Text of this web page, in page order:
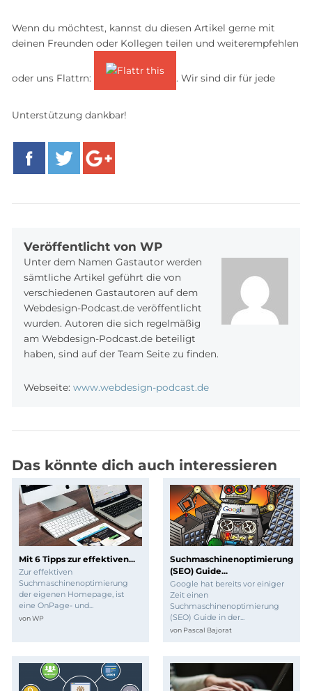
Wenn du möchtest, kannst du diesen Artikel gerne mit
deinen Freunden oder Kollegen teilen und weiterempfehlen
oder uns Flattrn: . Wir sind dir für jede
Unterstützung dankbar!
FacebookTwitterGoogle+
Veröffentlicht von WP
Unter dem Namen Gastautor werden
sämtliche Artikel geführt die von
verschiedenen Gastautoren auf dem
Webdesign-Podcast.de veröffentlicht
wurden. Autoren die sich regelmäßig
am Webdesign-Podcast.de beteiligt
haben, sind auf der Team Seite zu finden.
Webseite: www.webdesign-podcast.de
Das könnte dich auch interessieren
Mit 6 Tipps zur effektiven...
Zur effektiven
Suchmaschinenoptimierung
der eigenen Homepage, ist
eine OnPage- und...
vonWP
Suchmaschinenoptimierung
(SEO) Guide...
Google hat bereits vor einiger
Zeit einen
Suchmaschinenoptimierung
(SEO) Guide in der...
von Pascal Bajorat